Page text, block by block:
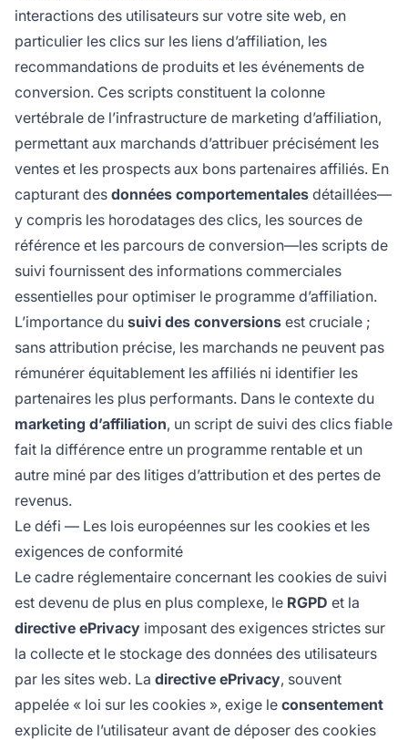
interactions des utilisateurs sur votre site web, en
particulier les clics sur les liens d’affiliation, les
recommandations de produits et les événements de
conversion. Ces scripts constituent la colonne
vertébrale de l’infrastructure de marketing d’affiliation,
permettant aux marchands d’attribuer précisément les
ventes et les prospects aux bons partenaires affiliés. En
capturant des données comportementales détaillées—
y compris les horodatages des clics, les sources de
référence et les parcours de conversion—les scripts de
suivi fournissent des informations commerciales
essentielles pour optimiser le programme d’affiliation.
L’importance du suivi des conversions est cruciale ;
sans attribution précise, les marchands ne peuvent pas
rémunérer équitablement les affiliés ni identifier les
partenaires les plus performants. Dans le contexte du
marketing d’affiliation, un script de suivi des clics fiable
fait la différence entre un programme rentable et un
autre miné par des litiges d’attribution et des pertes de
revenus.
Le défi — Les lois européennes sur les cookies et les
exigences de conformité
Le cadre réglementaire concernant les cookies de suivi
est devenu de plus en plus complexe, le RGPD et la
directive ePrivacy imposant des exigences strictes sur
la collecte et le stockage des données des utilisateurs
par les sites web. La directive ePrivacy, souvent
appelée « loi sur les cookies », exige le consentement
explicite de l’utilisateur avant de déposer des cookies